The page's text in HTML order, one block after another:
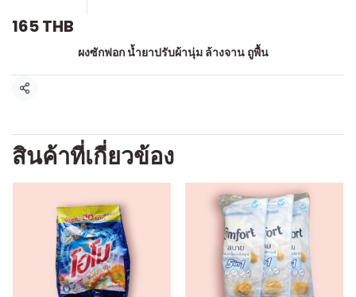
165 THB
ผงซักฟอก น้ำยาปรับผ้านุ่ม ล้างจาน ถูพื้น
แชร์
สินค้าที่เกี่ยวข้อง